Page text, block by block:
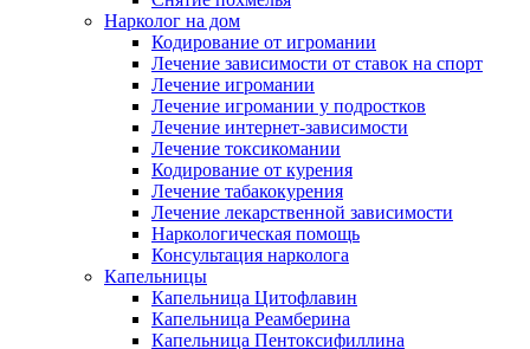
Нарколог на дом
Кодирование от игромании
Лечение зависимости от ставок на спорт
Лечение игромании
Лечение игромании у подростков
Лечение интернет-зависимости
Лечение токсикомании
Кодирование от курения
Лечение табакокурения
Лечение лекарственной зависимости
Наркологическая помощь
Консультация нарколога
Капельницы
Капельница Цитофлавин
Капельница Реамберина
Капельница Пентоксифиллина